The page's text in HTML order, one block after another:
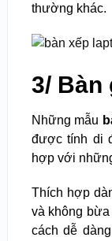
thường khác.
3/ Bàn
Những mẫu
được tính di
hợp với
Thích hợp
và không
cách dễ